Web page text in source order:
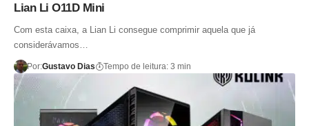
Lian Li O11D Mini
Com esta caixa, a Lian Li consegue comprimir aquela que já
considerávamos…
Por:Gustavo Dias Tempo de leitura: 3 min